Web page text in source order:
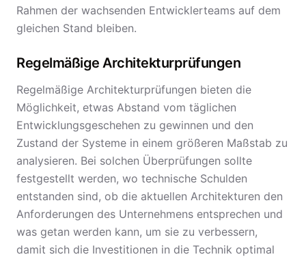
Rahmen der wachsenden Entwicklerteams auf dem
gleichen Stand bleiben.
Regelmäßige Architekturprüfungen
Regelmäßige Architekturprüfungen bieten die
Möglichkeit, etwas Abstand vom täglichen
Entwicklungsgeschehen zu gewinnen und den
Zustand der Systeme in einem größeren Maßstab zu
analysieren. Bei solchen Überprüfungen sollte
festgestellt werden, wo technische Schulden
entstanden sind, ob die aktuellen Architekturen den
Anforderungen des Unternehmens entsprechen und
was getan werden kann, um sie zu verbessern,
damit sich die Investitionen in die Technik optimal